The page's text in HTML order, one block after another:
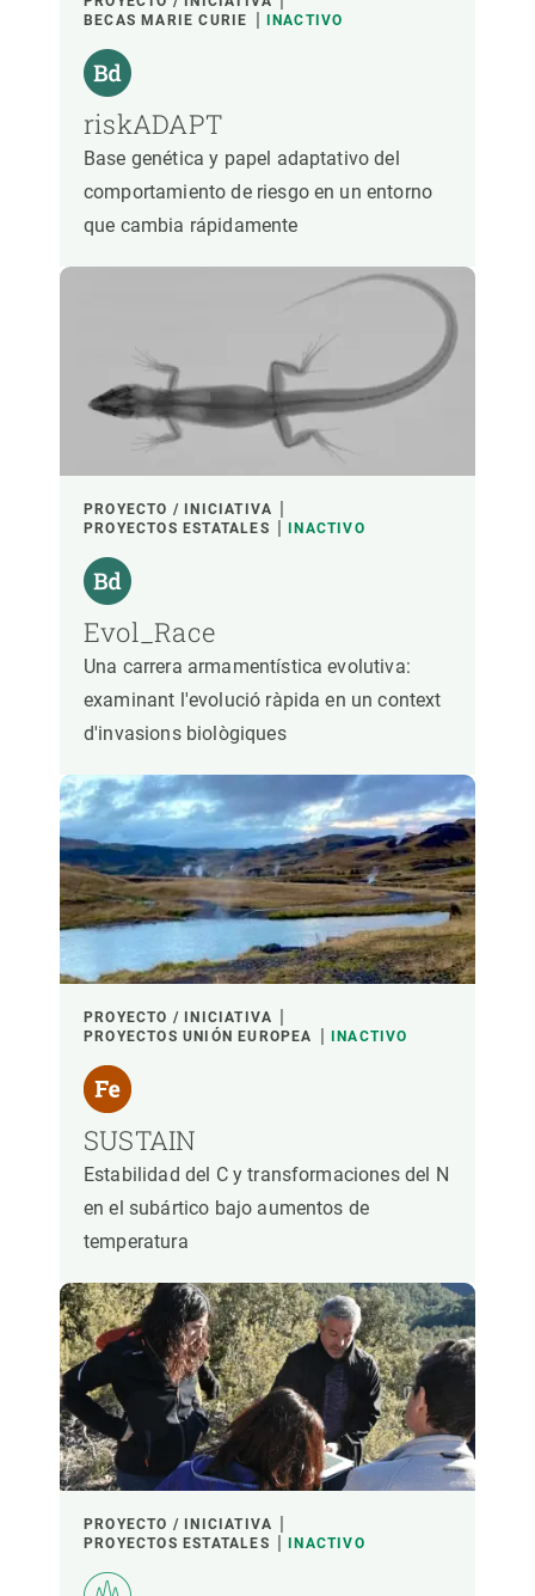
BECAS MARIE CURIE
INACTIVO
riskADAPT
Base genética y papel adaptativo del
comportamiento de riesgo en un entorno
que cambia rápidamente
PROYECTO / INICIATIVA
PROYECTOS ESTATALES
INACTIVO
Evol_Race
Una carrera armamentística evolutiva:
examinant l'evolució ràpida en un context
d'invasions biològiques
PROYECTO / INICIATIVA
PROYECTOS UNIÓN EUROPEA
INACTIVO
SUSTAIN
Estabilidad del C y transformaciones del N
en el subártico bajo aumentos de
temperatura
PROYECTO / INICIATIVA
PROYECTOS ESTATALES
INACTIVO